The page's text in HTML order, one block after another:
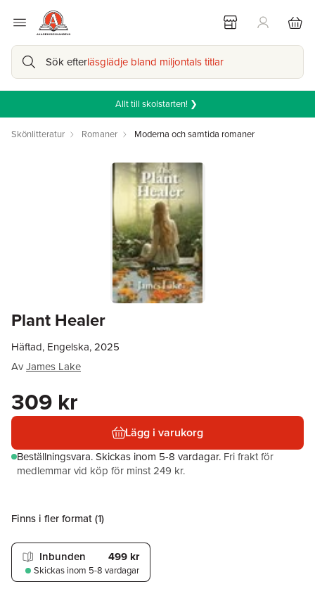
Sök efterläsglädje bland miljontals titlar
Allt till skolstarten! ❯
Skönlitteratur Romaner Moderna och samtida romaner
Plant Healer
Häftad, Engelska, 2025
AvJames Lake
309 kr
Lägg i varukorg
Beställningsvara.Skickas inom 5-8 vardagar. Fri frakt för
medlemmar vid köp för minst 249 kr.
Finns i fler format (1)
Inbunden 499 kr
Skickas inom 5-8 vardagar